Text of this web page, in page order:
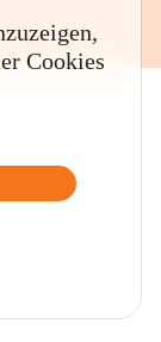
Cookies